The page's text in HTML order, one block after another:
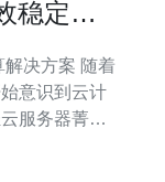
稳定的
方案 随着
意识到云计
服务器菁英